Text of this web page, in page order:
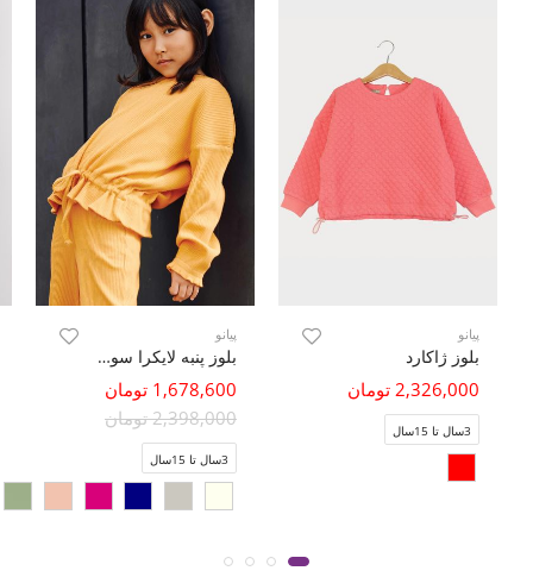
پیانو
بلوز ژاکارد
2,326,000 تومان
3سال تا 15سال
پیانو
بلوز پنبه لایکرا سوزن خالی کمر گت دار(ست با 10260)
1,678,600 تومان
2,398,000 تومان
3سال تا 15سال